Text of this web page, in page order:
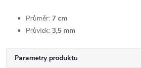
Průměr: 7 cm
Průvlek: 3,5 mm
Parametry produktu